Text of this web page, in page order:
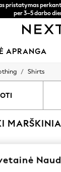
pristatymas
per 3–5 darbo
galite apsipirkti
APRANGA
/ Shirts
Shirts